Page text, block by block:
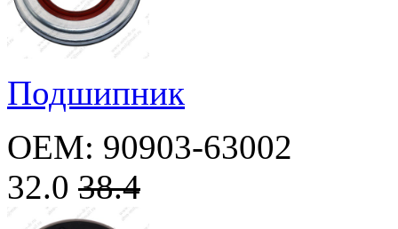
Подшипник
OEM: 90903-63002
32.0 38.4